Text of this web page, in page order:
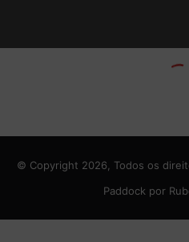
© Copyright 2026, Todos os
Paddock por